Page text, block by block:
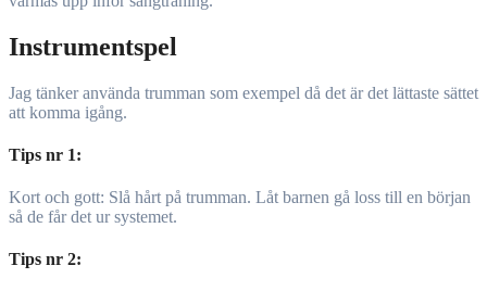
Instrumentspel
Jag tänker använda trumman som exempel då det är det lättaste sättet
att komma igång.
Tips nr 1:
Kort och gott: Slå hårt på trumman. Låt barnen gå loss till en början
så de får det ur systemet.
Tips nr 2: